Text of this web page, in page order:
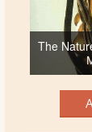
The